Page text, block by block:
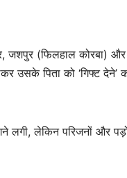
जशपुर (फिलहाल कोरबा)
पिता को ‘गिफ्ट देने’
लेकिन परिजनों और